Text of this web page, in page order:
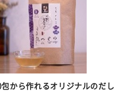
から作れるオリジナルのだし